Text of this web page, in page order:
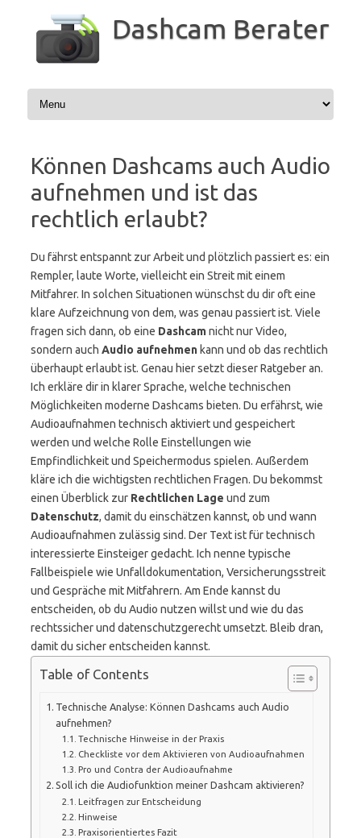
springen
Dashcam Berater
Können Dashcams auch Audio
aufnehmen und ist das
rechtlich erlaubt?
Du fährst entspannt zur Arbeit und plötzlich passiert es: ein
Rempler, laute Worte, vielleicht ein Streit mit einem
Mitfahrer. In solchen Situationen wünschst du dir oft eine
klare Aufzeichnung von dem, was genau passiert ist. Viele
fragen sich dann, ob eine Dashcamnicht nur Video,
sondern auch Audio aufnehmen kann und ob das rechtlich
überhaupt erlaubt ist. Genau hier setzt dieser Ratgeber an.
Ich erkläre dir in klarer Sprache, welche technischen
Möglichkeiten moderne Dashcams bieten. Du erfährst, wie
Audioaufnahmen technisch aktiviert und gespeichert
werden und welche Rolle Einstellungen wie
Empfindlichkeit und Speichermodus spielen. Außerdem
kläre ich die wichtigsten rechtlichen Fragen. Du bekommst
einen Überblick zur Rechtlichen Lage und zum
Datenschutz, damit du einschätzen kannst, ob und wann
Audioaufnahmen zulässig sind. Der Text ist für technisch
interessierte Einsteiger gedacht. Ich nenne typische
Fallbeispiele wie Unfalldokumentation, Versicherungsstreit
und Gespräche mit Mitfahrern. Am Ende kannst du
entscheiden, ob du Audio nutzen willst und wie du das
rechtssicher und datenschutzgerecht umsetzt. Bleib dran,
damit du sicher entscheiden kannst.
Table of Contents
Technische Analyse: Können Dashcams auch Audio
aufnehmen?
Technische Hinweise in der Praxis
Checkliste vor dem Aktivieren von Audioaufnahmen
Pro und Contra der Audioaufnahme
Soll ich die Audiofunktion meiner Dashcam aktivieren?
Leitfragen zur Entscheidung
Hinweise
Praxisorientiertes Fazit